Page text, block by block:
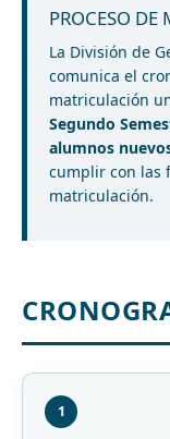
PROCESO
La División de
comunica el
matriculación
Segundo
alumnos
cumplir con las
matriculación.
1